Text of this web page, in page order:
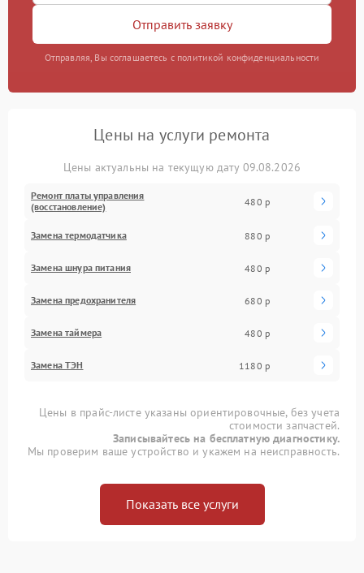
Отправить заявку
Отправляя, Вы соглашаетесь с политикой конфиденциальности
Цены на услуги ремонта
Цены актуальны на текущую дату 09.08.2026
Ремонт платы управления
(восстановление)
480 р
Замена термодатчика 880 р
Замена шнура питания 480 р
Замена предохранителя 680 р
Замена таймера 480 р
Замена ТЭН 1180 р
Цены в прайс-листе указаны ориентировочные, без учета
стоимости запчастей.
Записывайтесь на бесплатную диагностику.
Мы проверим ваше устройство и укажем на неисправность.
Показать все услуги